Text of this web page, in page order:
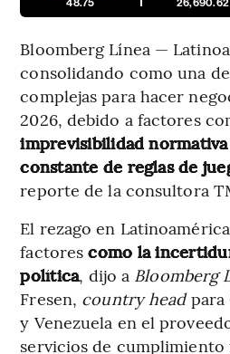
Bloomberg Línea —
consolidando como una
complejas para hacer
2026, debido a factores
imprevisibilidad
constante de reglas de
reporte de la consultora
El rezago en
factores como la
política, dijo a Bloomberg
Fresen, country headpara
y Venezuela en el
servicios de